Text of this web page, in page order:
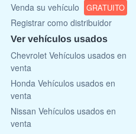
Venda su vehículo GRATUITO
Registrar como distribuidor
Ver vehículos usados
Chevrolet Vehículos usados en
venta
Honda Vehículos usados en
venta
Nissan Vehículos usados en
venta